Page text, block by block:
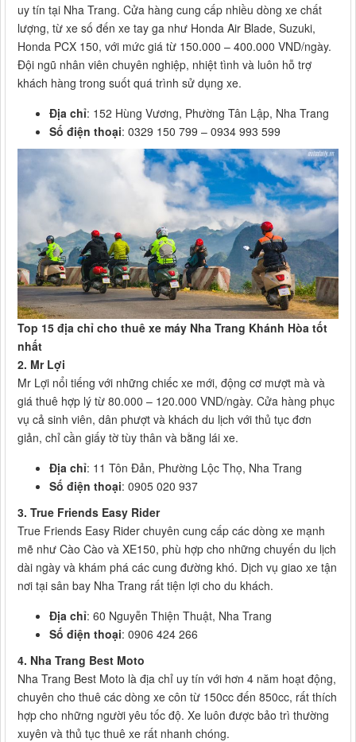
uy tín tại Nha Trang. Cửa hàng cung cấp nhiều dòng xe chất
lượng, từ xe số đến xe tay ga như Honda Air Blade, Suzuki,
Honda PCX 150, với mức giá từ 150.000 – 400.000 VND/ngày.
Đội ngũ nhân viên chuyên nghiệp, nhiệt tình và luôn hỗ trợ
khách hàng trong suốt quá trình sử dụng xe.
Địa chỉ: 152 Hùng Vương, Phường Tân Lập, Nha Trang
Số điện thoại: 0329 150 799 – 0934 993 599
Top 15 địa chỉ cho thuê xe máy Nha Trang Khánh Hòa tốt
nhất
2. Mr Lợi
Mr Lợi nổi tiếng với những chiếc xe mới, động cơ mượt mà và
giá thuê hợp lý từ 80.000 – 120.000 VND/ngày. Cửa hàng phục
vụ cả sinh viên, dân phượt và khách du lịch với thủ tục đơn
giản, chỉ cần giấy tờ tùy thân và bằng lái xe.
Địa chỉ: 11 Tôn Đản, Phường Lộc Thọ, Nha Trang
Số điện thoại: 0905 020 937
3. True Friends Easy Rider
True Friends Easy Rider chuyên cung cấp các dòng xe mạnh
mẽ như Cào Cào và XE150, phù hợp cho những chuyến du lịch
dài ngày và khám phá các cung đường khó. Dịch vụ giao xe tận
nơi tại sân bay Nha Trang rất tiện lợi cho du khách.
Địa chỉ: 60 Nguyễn Thiện Thuật, Nha Trang
Số điện thoại: 0906 424 266
4. Nha Trang Best Moto
Nha Trang Best Moto là địa chỉ uy tín với hơn 4 năm hoạt động,
chuyên cho thuê các dòng xe côn từ 150cc đến 850cc, rất thích
hợp cho những người yêu tốc độ. Xe luôn được bảo trì thường
xuyên và thủ tục thuê xe rất nhanh chóng.